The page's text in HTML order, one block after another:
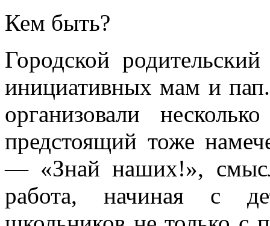
Кем быть?
Городской
инициативных мам и
организовали
предстоящий тоже
— «Знай наших!»,
работа, начиная с